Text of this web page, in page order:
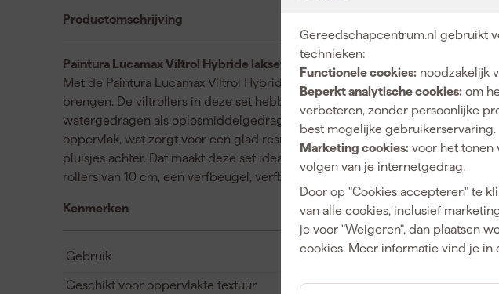
Gereedschapcentrum.nl gebruikt
technieken:
Functionele cookies: noodzakelijk
Beperkt analytische cookies: om
verbeteren, zonder persoonlijke
best mogelijke gebruikerservaring.
Marketing cookies: voor het tonen
volgen van je internetgedrag.
Door op "Cookies accepteren" te
van alle cookies, inclusief
je voor "Weigeren", dan plaatsen
cookies. Meer informatie vind je in
Productomschrijving
Paintura Lucamax Viltrol Hybride lakset
Met de Paintura Lucamax Viltrol Hybride lakset heb je direct alles in huis om
brengen. De viltrollers in deze set hebben een vacht van 5 mm dik en zijn
watergedragen als oplosmiddelgedragen lakken. Ze nemen goed verf op en
oppervlak, wat zorgt voor een glad resultaat zonder strepen. Tijdens het
pluisjes achter. Dat maakt deze set ideaal voor het afwerken van deuren,
rollers van 10 cm, een verfbeugel, verfbak en inzetbak meegeleverd voor een
Kenmerken
Gebruik
Geschikt voor oppervlakte textuur